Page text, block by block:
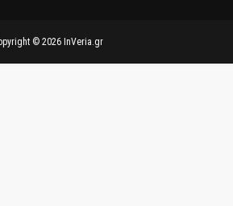
© 2026 InVeria.gr